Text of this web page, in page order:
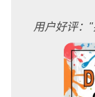
用户好评：